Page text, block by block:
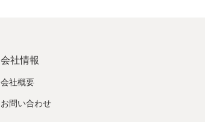
会社情報
会社概要
お問い合わせ